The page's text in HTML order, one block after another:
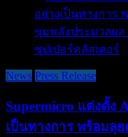
News Press Release
Supermicro แต่งตั้ง
เป็นทางการ พร้อมลุ